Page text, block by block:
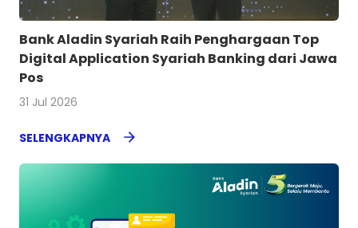
Bank Aladin Syariah Raih Penghargaan Top
Digital Application Syariah Banking dari Jawa
Pos
31 Jul 2026
SELENGKAPNYA